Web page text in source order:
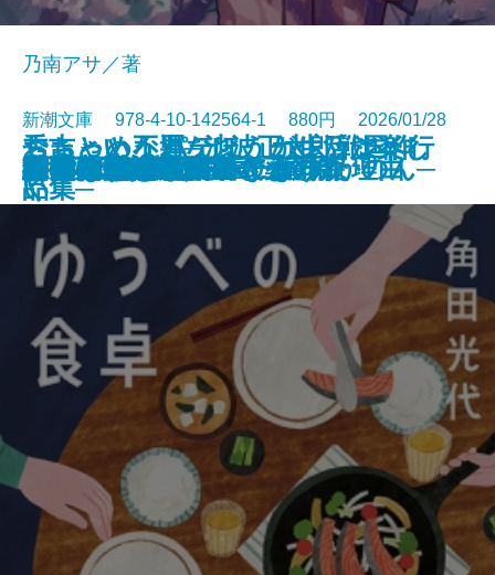
ちょっと不運なほうが生活は楽し
い
わたしたちが泥棒になった理由
こんな感じで書いてます
ラザロの迷宮
悪党たちのシチュー
おちゃめなパティ、カレッジへ行
く
猫の神隠し 幽世の薬剤師
忘らるる惑星
8月31日の初恋
雫の街─家裁調査官・庵原かのん─
乃南アサ／著
新潮文庫 978-4-10-142564-1 880円 2026/01/28
文庫電子書籍あり
ゆうべの食卓
神獣夢望伝
水谷豊 自伝
野獣死すべし
ジャックポット
秀吉という男─池波正太郎戦国作
品集─
判事の殺人リスト〔上〕
判事の殺人リスト〔下〕
彼女の思い出／逆さまの森
君を狂気と呼ぶのなら